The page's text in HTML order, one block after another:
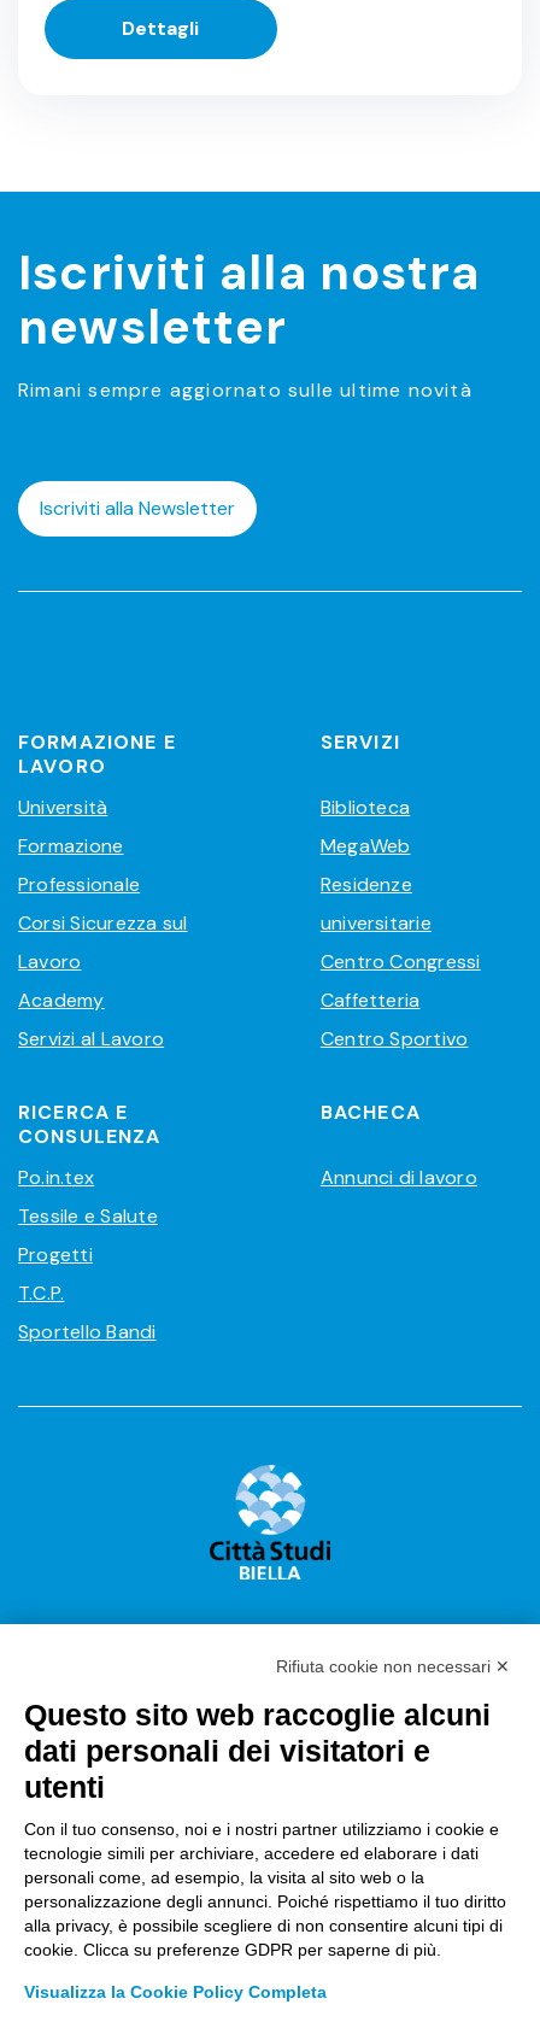
Dettagli
Iscriviti alla nostra
newsletter
Rimani sempre aggiornato sulle ultime novità
Iscriviti alla Newsletter
FORMAZIONE E
LAVORO
Università
Formazione
Professionale
Corsi Sicurezza sul
Lavoro
Academy
Servizi al Lavoro
SERVIZI
Biblioteca
MegaWeb
Residenze
universitarie
Centro Congressi
Caffetteria
Centro Sportivo
RICERCA E
CONSULENZA
Po.in.tex
Tessile e Salute
Progetti
T.C.P.
Sportello Bandi
BACHECA
Annunci di lavoro
Città Studi S.p.A.
Sede Legale Corso G. Pella, 2 – 13900 Biella Italy –
18.235.000,00
Registro Imprese Biella C. F. e numero 01491490023 –
R.E.A. CCIAA BI n. 142579 – Partita IVA 01491490023
PEC:amm.cittastudi@pec.ptbiellese.it–
megaweb@pec.ptbiellese.it
Rifiuta cookie non necessari ✕
Questo sito web raccoglie alcuni
dati personali dei visitatori e
utenti
Con il tuo consenso, noi e i nostri partner utilizziamo i cookie e
tecnologie simili per archiviare, accedere ed elaborare i dati
personali come, ad esempio, la visita al sito web o la
personalizzazione degli annunci. Poiché rispettiamo il tuo diritto
alla privacy, è possibile scegliere di non consentire alcuni tipi di
cookie. Clicca su preferenze GDPR per saperne di più.
Visualizza la Cookie Policy Completa